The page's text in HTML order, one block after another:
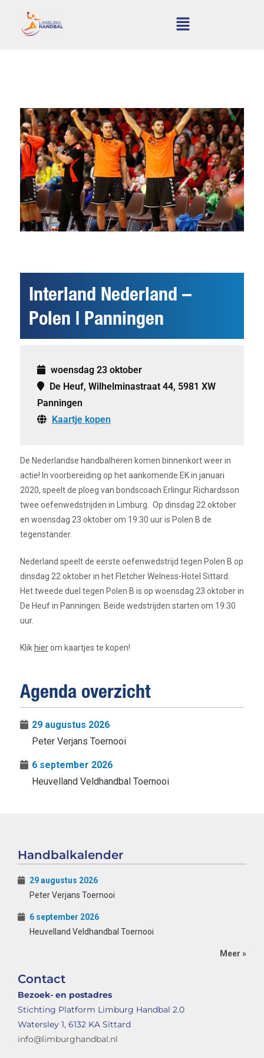
Interland Nederland –
Polen | Panningen
woensdag 23 oktober
De Heuf, Wilhelminastraat 44, 5981 XW
Panningen
Kaartje kopen
De Nederlandse handbalheren komen binnenkort weer in
actie! In voorbereiding op het aankomende EK in januari
2020, speelt de ploeg van bondscoach Erlingur Richardsson
twee oefenwedstrijden in Limburg. Op dinsdag 22 oktober
en woensdag 23 oktober om 19:30 uur is Polen B de
tegenstander.
Nederland speelt de eerste oefenwedstrijd tegen Polen B op
dinsdag 22 oktober in het Fletcher Welness-Hotel Sittard.
Het tweede duel tegen Polen B is op woensdag 23 oktober in
De Heuf in Panningen. Beide wedstrijden starten om 19:30
uur.
Klik hierom kaartjes te kopen!
Agenda overzicht
29 augustus 2026
Peter Verjans Toernooi
6 september 2026
Heuvelland Veldhandbal Toernooi
Handbalkalender
29 augustus 2026
Peter Verjans Toernooi
6 september 2026
Heuvelland Veldhandbal Toernooi
Meer »
Contact
Bezoek- en postadres
Stichting Platform Limburg Handbal 2.0
Watersley 1, 6132 KA Sittard
info@limburghandbal.nl